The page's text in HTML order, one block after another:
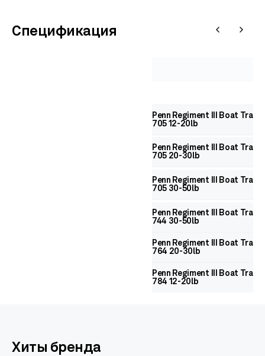
Спецификация
Penn Regiment III Boat Travel
705 12-20lb
Penn Regiment III Boat Travel
705 20-30lb
Penn Regiment III Boat Travel
705 30-50lb
Penn Regiment III Boat Travel
744 30-50lb
Penn Regiment III Boat Travel
764 20-30lb
Penn Regiment III Boat Travel
784 12-20lb
Хиты бренда